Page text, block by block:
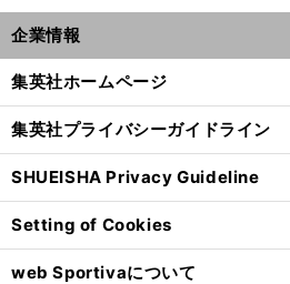
企業情報
集英社ホームページ
集英社プライバシーガイドライン
SHUEISHA Privacy Guideline
Setting of Cookies
web Sportivaについて